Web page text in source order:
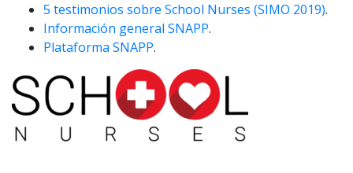
5 testimonios sobre School Nurses (SIMO 2019).
Información general SNAPP.
Plataforma SNAPP.